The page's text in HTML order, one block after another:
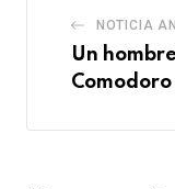
NOTICIA
Un